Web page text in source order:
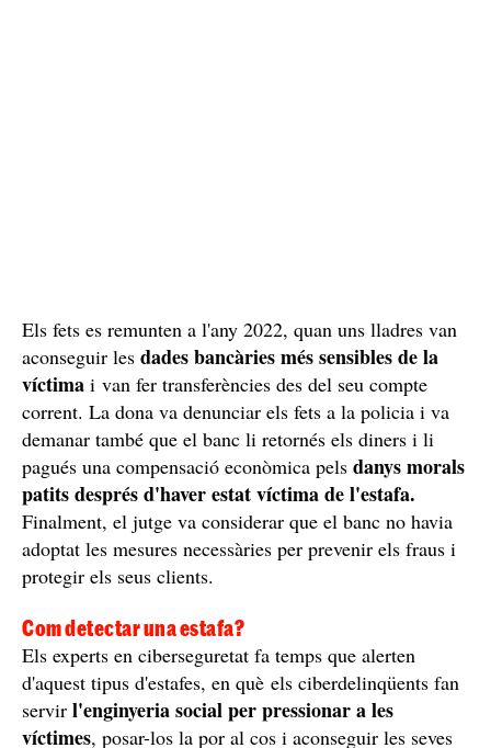
Els fets es remunten a l'any 2022, quan uns lladres van
aconseguir les dades bancàries més sensibles de la
víctima i van fer transferències des del seu compte
corrent. La dona va denunciar els fets a la policia i va
demanar també que el banc li retornés els diners i li
pagués una compensació econòmica pels danys morals
patits després d'haver estat víctima de l'estafa.
Finalment, el jutge va considerar que el banc no havia
adoptat les mesures necessàries per prevenir els fraus i
protegir els seus clients.
Com detectar una estafa?
Els experts en ciberseguretat fa temps que alerten
d'aquest tipus d'estafes, en què els ciberdelinqüents fan
servir l'enginyeria social per pressionar a les
víctimes, posar-los la por al cos i aconseguir les seves